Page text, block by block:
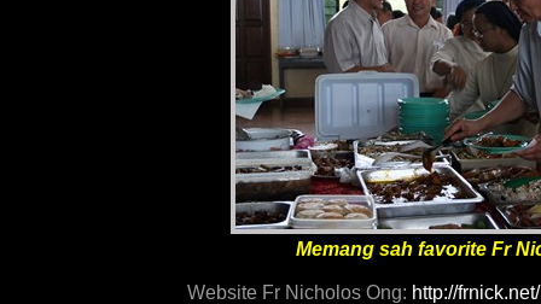
Memang sah favorite Fr
Website Fr Nicholos Ong: http://frnick.net/